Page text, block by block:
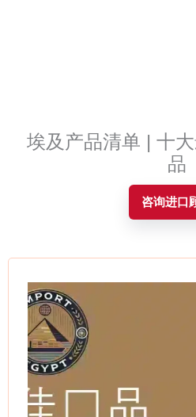
埃及产品清单 | 十
品
咨询进口